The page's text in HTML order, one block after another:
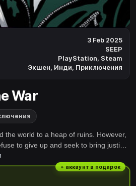
3 Feb 2025
SEEP
PlayStation, Steam
Экшен, Инди, Приключения
War
the world to a heap of ruins. However,
to give up and seek to bring justice
blade, granades and shotgun to fight
scrolling action-platformer
+ аккаунт в подарок